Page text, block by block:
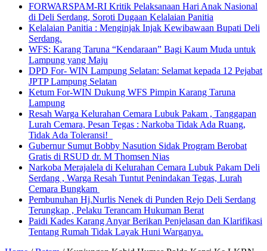
FORWARSPAM-RI Kritik Pelaksanaan Hari Anak Nasional
di Deli Serdang, Soroti Dugaan Kelalaian Panitia
Kelalaian Panitia : Menginjak Injak Kewibawaan Bupati Deli
Serdang.
WFS: Karang Taruna “Kendaraan” Bagi Kaum Muda untuk
Lampung yang Maju
DPD For- WIN Lampung Selatan: Selamat kepada 12 Pejabat
JPTP Lampung Selatan
Ketum For-WIN Dukung WFS Pimpin Karang Taruna
Lampung
Resah Warga Kelurahan Cemara Lubuk Pakam , Tanggapan
Lurah Cemara, Pesan Tegas : Narkoba Tidak Ada Ruang,
Tidak Ada Toleransi!
Gubernur Sumut Bobby Nasution Sidak Program Berobat
Gratis di RSUD dr. M Thomsen Nias
Narkoba Merajalela di Kelurahan Cemara Lubuk Pakam Deli
Serdang , Warga Resah Tuntut Penindakan Tegas, Lurah
Cemara Bungkam
Pembunuhan Hj.Nurlis Nenek di Punden Rejo Deli Serdang
Terungkap , Pelaku Terancam Hukuman Berat
Paidi Kades Karang Anyar Berikan Penjelasan dan Klarifikasi
Tentang Rumah Tidak Layak Huni Warganya.